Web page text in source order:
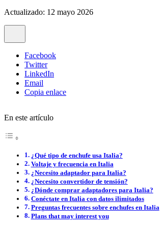
Actualizado: 12 mayo 2026
Facebook
Twitter
LinkedIn
Email
Copia enlace
En este artículo
¿Qué tipo de enchufe usa Italia?
Voltaje y frecuencia en Italia
¿Necesito adaptador para Italia?
¿Necesito convertidor de tensión?
¿Dónde comprar adaptadores para Italia?
Conéctate en Italia con datos ilimitados
Preguntas frecuentes sobre enchufes en Italia
Plans that may interest you